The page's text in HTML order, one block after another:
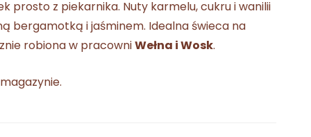
prosto z piekarnika. Nuty karmelu, cukru i wanilii
bergamotką i jaśminem. Idealna świeca na
robiona w pracowniWełna i Wosk.